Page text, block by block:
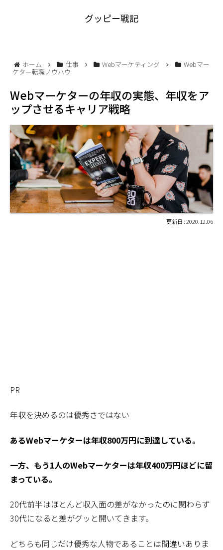
グッピー戦記
ホーム 仕事 Webマーケティング Webマー
ケター転職ノウハウ
Webマーケターの年収の実態、年収をア
ップさせるキャリア戦略
2020.12.06
PR
年収を決めるのは優秀さではない
あるWebマーケターは年収800万円に到達している。
一方、もう1人のWebマーケターは年収400万円ほどに留
まっている。
20代前半はほとんど収入面の差がなかったのに関わらず
30代になると差がグッと開いてきます。
どちらも同じだけ優秀な人物であることは間違いありま